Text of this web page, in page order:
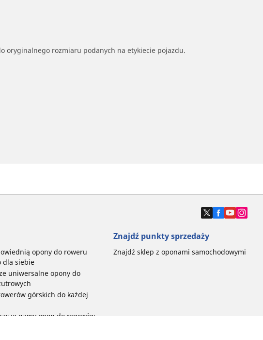
oryginalnego rozmiaru podanych na etykiecie pojazdu.
opony do roweru
dla siebie
uniwersalne opony do
górskich do każdej
gamy opon do rowerów
Znajdź punkty sprzedaży
Znajdź sklep z oponami samochodowymi